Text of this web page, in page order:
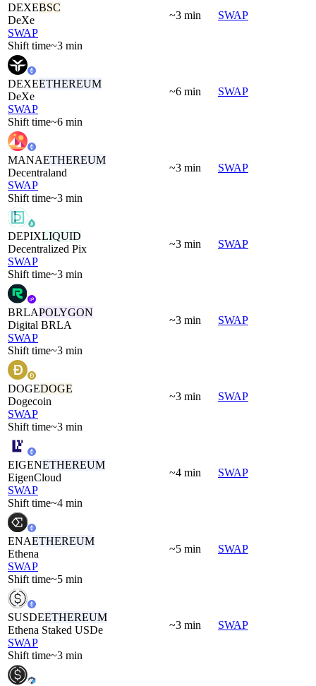
DEXEBSC
DeXe
SWAP
Shift time~3 min
~3 min SWAP
DEXEETHEREUM
DeXe
SWAP
Shift time~6 min
~6 min SWAP
MANAETHEREUM
Decentraland
SWAP
Shift time~3 min
~3 min SWAP
DEPIXLIQUID
Decentralized Pix
SWAP
Shift time~3 min
~3 min SWAP
BRLAPOLYGON
Digital BRLA
SWAP
Shift time~3 min
~3 min SWAP
DOGEDOGE
Dogecoin
SWAP
Shift time~3 min
~3 min SWAP
EIGENETHEREUM
EigenCloud
SWAP
Shift time~4 min
~4 min SWAP
ENAETHEREUM
Ethena
SWAP
Shift time~5 min
~5 min SWAP
SUSDEETHEREUM
Ethena Staked USDe
SWAP
Shift time~3 min
~3 min SWAP